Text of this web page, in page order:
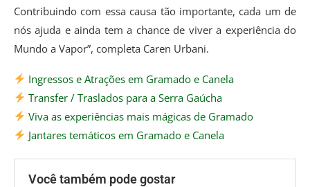
Contribuindo com essa causa tão importante, cada um de
nós ajuda e ainda tem a chance de viver a experiência do
Mundo a Vapor”, completa Caren Urbani.
Ingressos e Atrações em Gramado e Canela
Transfer / Traslados para a Serra Gaúcha
Viva as experiências mais mágicas de Gramado
Jantares temáticos em Gramado e Canela
Você também pode gostar